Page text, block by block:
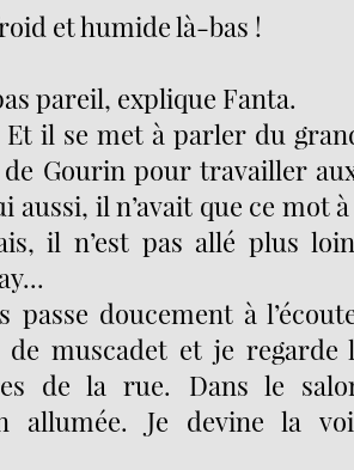
et humide là-bas !
pareil, explique Fanta.
il se met à parler du
de Gourin pour travailler
aussi, il n’avait que ce mot
il n’est pas allé plus
passe doucement à
de muscadet et je regarde
de la rue. Dans le
allumée. Je devine la